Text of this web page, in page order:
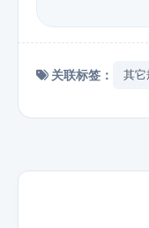
关联标签： 其它